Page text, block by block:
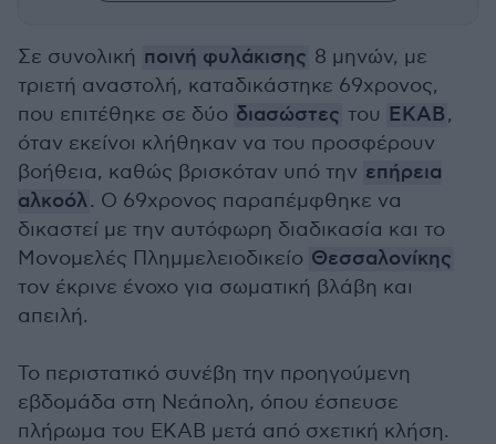
Σε συνολική ποινή φυλάκισης 8 μηνών, με
τριετή αναστολή, καταδικάστηκε 69χρονος,
που επιτέθηκε σε δύο διασώστες του ΕΚΑΒ,
όταν εκείνοι κλήθηκαν να του προσφέρουν
βοήθεια, καθώς βρισκόταν υπό την επήρεια
αλκοόλ. Ο 69χρονος παραπέμφθηκε να
δικαστεί με την αυτόφωρη διαδικασία και το
Μονομελές Πλημμελειοδικείο Θεσσαλονίκης
τον έκρινε ένοχο για σωματική βλάβη και
απειλή.
Το περιστατικό συνέβη την προηγούμενη
εβδομάδα στη Νεάπολη, όπου έσπευσε
πλήρωμα του ΕΚΑΒ μετά από σχετική κλήση.